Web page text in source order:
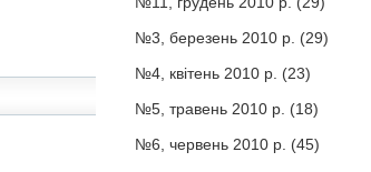
№3, березень 2010 р. (29)
№4, квітень 2010 р. (23)
№5, травень 2010 р. (18)
№6, червень 2010 р. (45)